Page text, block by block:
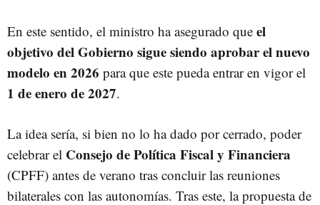
En este sentido, el ministro ha asegurado que el
objetivo del Gobierno sigue siendo aprobar el nuevo
modelo en 2026 para que este pueda entrar en vigor el
1 de enero de 2027.
La idea sería, si bien no lo ha dado por cerrado, poder
celebrar el Consejo de Política Fiscal y Financiera
(CPFF) antes de verano tras concluir las reuniones
bilaterales con las autonomías. Tras este, la propuesta de